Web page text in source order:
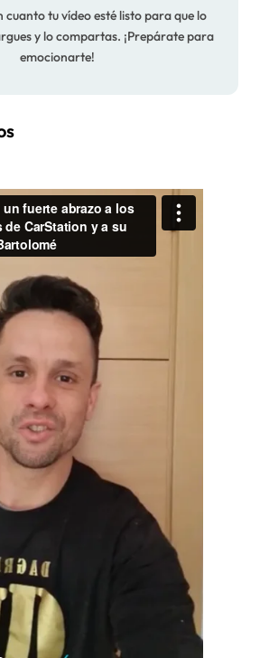
cuanto tu vídeo esté listo para que lo
y lo compartas. ¡Prepárate para
emocionarte!